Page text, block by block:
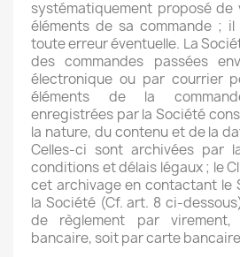
systématiquement proposé
éléments de sa commande ;
toute erreur éventuelle. La
des commandes passées
électronique ou par courrier
éléments de la
enregistrées par la Société
la nature, du contenu et de la
Celles-ci sont archivées par
conditions et délais légaux ; le
cet archivage en contactant le
la Société (Cf. art. 8 ci-
de règlement par
bancaire, soit par carte